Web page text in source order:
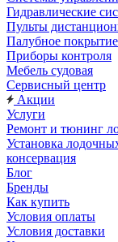
Гидравлические
Пульты
Палубное покрытие
Приборы контроля
Мебель судовая
Сервисный центр
Акции
Услуги
Ремонт и тюнинг
Установка
консервация
Блог
Бренды
Как купить
Условия оплаты
Условия доставки